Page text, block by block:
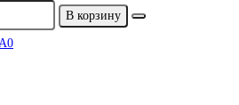
В корзину